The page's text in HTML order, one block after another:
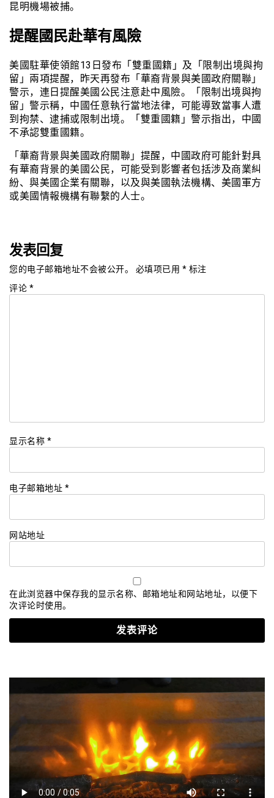
昆明機場被捕。
提醒國民赴華有風險
美國駐華使領館13日發布「雙重國籍」及「限制出境與拘
留」兩項提醒，昨天再發布「華裔背景與美國政府關聯」
警示，連日提醒美國公民注意赴中風險。「限制出境與拘
留」警示稱，中國任意執行當地法律，可能導致當事人遭
到拘禁、逮捕或限制出境。「雙重國籍」警示指出，中國
不承認雙重國籍。
「華裔背景與美國政府關聯」提醒，中國政府可能針對具
有華裔背景的美國公民，可能受到影響者包括涉及商業糾
紛、與美國企業有關聯，以及與美國執法機構、美國軍方
或美國情報機構有聯繫的人士。
发表回复
您的电子邮箱地址不会被公开。 必填项已用 * 标注
评论 *
显示名称 *
电子邮箱地址 *
网站地址
在此浏览器中保存我的显示名称、邮箱地址和网站地址，以便下
次评论时使用。